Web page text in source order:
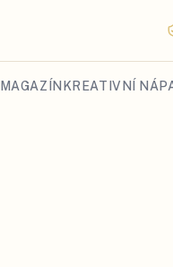
MAGAZÍN KREATIVNÍ